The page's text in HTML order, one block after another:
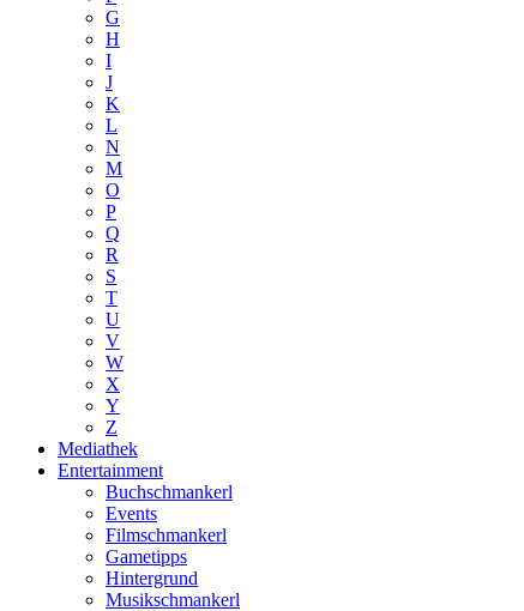
G
H
I
J
K
L
N
M
O
P
Q
R
S
T
U
V
W
X
Y
Z
Mediathek
Entertainment
Buchschmankerl
Events
Filmschmankerl
Gametipps
Hintergrund
Musikschmankerl